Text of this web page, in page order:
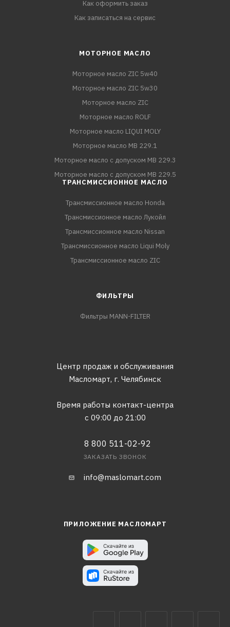
Как оформить заказ
Как записаться на сервис
МОТОРНОЕ МАСЛО
Моторное масло ZIC 5w40
Моторное масло ZIC 5w30
Моторное масло ZIC
Моторное масло ROLF
Моторное масло LIQUI MOLY
Моторное масло MB 229.1
Моторное масло с допуском MB 229.3
Моторное масло с допуском MB 229.5
ТРАНСМИССИОННОЕ МАСЛО
Трансмиссионное масло Honda
Трансмиссионное масло Лукойл
Трансмиссионное масло Nissan
Трансмиссионное масло Liqui Moly
Трансмиссионное масло ZIC
ФИЛЬТРЫ
Фильтры MANN-FILTER
Центр продаж и обслуживания
Масломарт, г. Челябинск
Время работы контакт-центра
с 09:00 до 21:00
8 800 511-02-92
ЗАКАЗАТЬ ЗВОНОК
info@maslomart.com
ПРИЛОЖЕНИЕ МАСЛОМАРТ